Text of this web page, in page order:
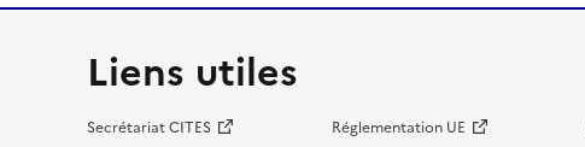
Liens utiles
Secrétariat CITES Réglementation UE